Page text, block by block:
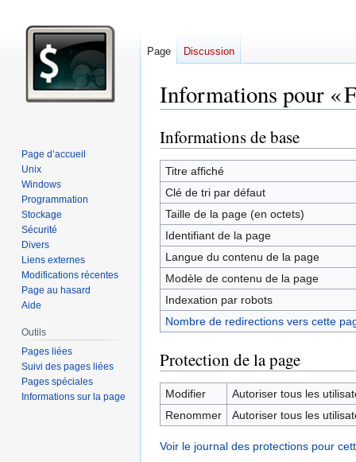
Informations pour «
Aller
à
la
navigation
Aller
à
la
recherche
Informations de base
Titre affiché
Clé de tri par défaut
Taille de la page (en octets)
Identifiant de la page
Langue du contenu de la page
Modèle de contenu de la page
Indexation par robots
Nombre de redirections vers cette
Protection de la page
Modifier
Autoriser tous les
Renommer
Autoriser tous les
Voir le journal des protections pour
Page Discussion
Page d’accueil
Unix
Windows
Programmation
Stockage
Sécurité
Divers
Liens externes
Modifications récentes
Page au hasard
Aide
Outils
Pages liées
Suivi des pages liées
Pages spéciales
Informations sur la page